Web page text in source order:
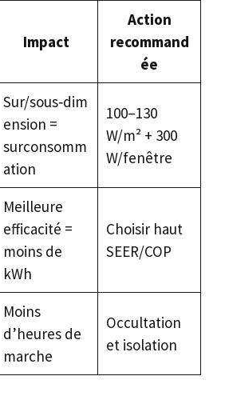
Impact
Action
recommand
ée
Sur/sous‑dim
ension =
surconsomm
ation
100–130
W/m² + 300
W/fenêtre
Meilleure
efficacité =
moins de
kWh
Choisir haut
SEER/COP
Moins
d’heures de
marche
Occultation
et isolation